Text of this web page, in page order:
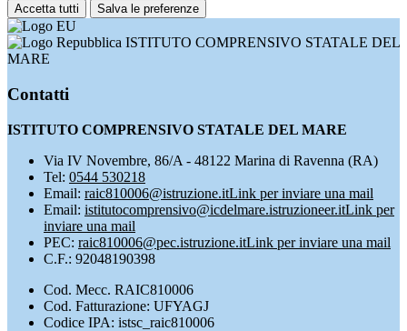
Accetta tutti Salva le preferenze
ISTITUTO COMPRENSIVO STATALE DEL
MARE
Contatti
ISTITUTO COMPRENSIVO STATALE DEL MARE
Via IV Novembre, 86/A - 48122 Marina di Ravenna (RA)
Tel: 0544 530218
Email: raic810006@istruzione.itLink per inviare una mail
Email: istitutocomprensivo@icdelmare.istruzioneer.itLink per
inviare una mail
PEC: raic810006@pec.istruzione.itLink per inviare una mail
C.F.: 92048190398
Cod. Mecc. RAIC810006
Cod. Fatturazione: UFYAGJ
Codice IPA: istsc_raic810006